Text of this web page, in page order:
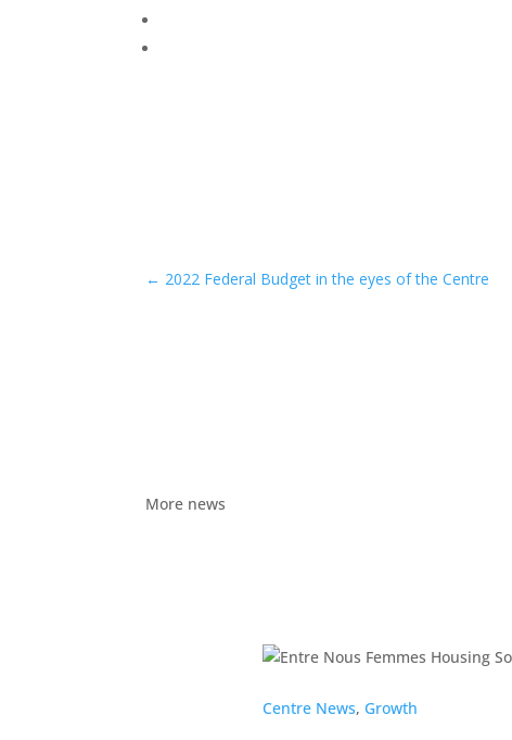
← 2022 Federal Budget in the eyes of the Centre
More news
Centre News, Growth